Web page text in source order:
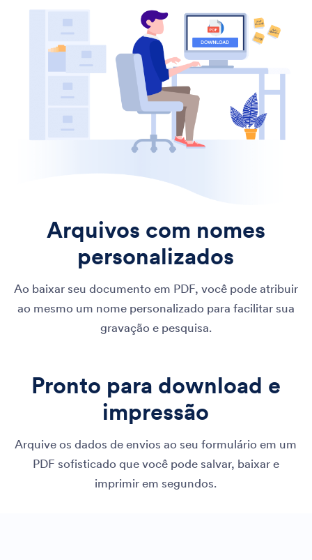
Arquivos com nomes
personalizados
Ao baixar seu documento em PDF, você pode atribuir
ao mesmo um nome personalizado para facilitar sua
gravação e pesquisa.
Pronto para download e
impressão
Arquive os dados de envios ao seu formulário em um
PDF sofisticado que você pode salvar, baixar e
imprimir em segundos.